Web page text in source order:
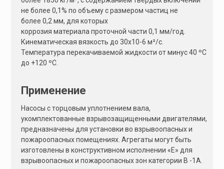
не более 0,1% по объему с размером частиц не
более 0,2 мм, для которых
коррозия материала проточной части 0,1 мм/год.
Кинематическая вязкость до 30х10-6 м²/с.
Температура перекачиваемой жидкости от минус 40 ºС
до +120 ºС.
Применение
Насосы с торцовым уплотнением вала,
укомплектованные взрывозащищенными двигателями,
предназначены для установки во взрывоопасных и
пожароопасных помещениях. Агрегаты могут быть
изготовлены в конструктивном исполнении «Е» для
взрывоопасных и пожароопасных зон категории В -1А.